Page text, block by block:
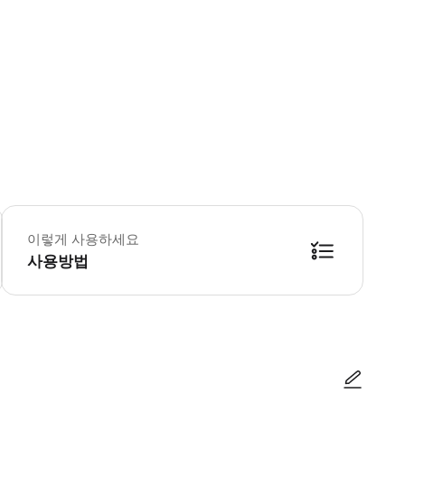
📍 유의해 주세요 - 모임 시간을 꼭 지켜주세요. - 안전을 위해 여행자 보험은
이렇게 사용하세요
사용방법